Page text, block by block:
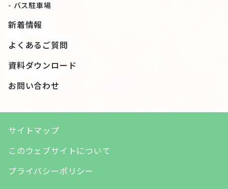
バス駐車場
新着情報
よくあるご質問
資料ダウンロード
お問い合わせ
サイトマップ
このウェブサイトについて
プライバシーポリシー